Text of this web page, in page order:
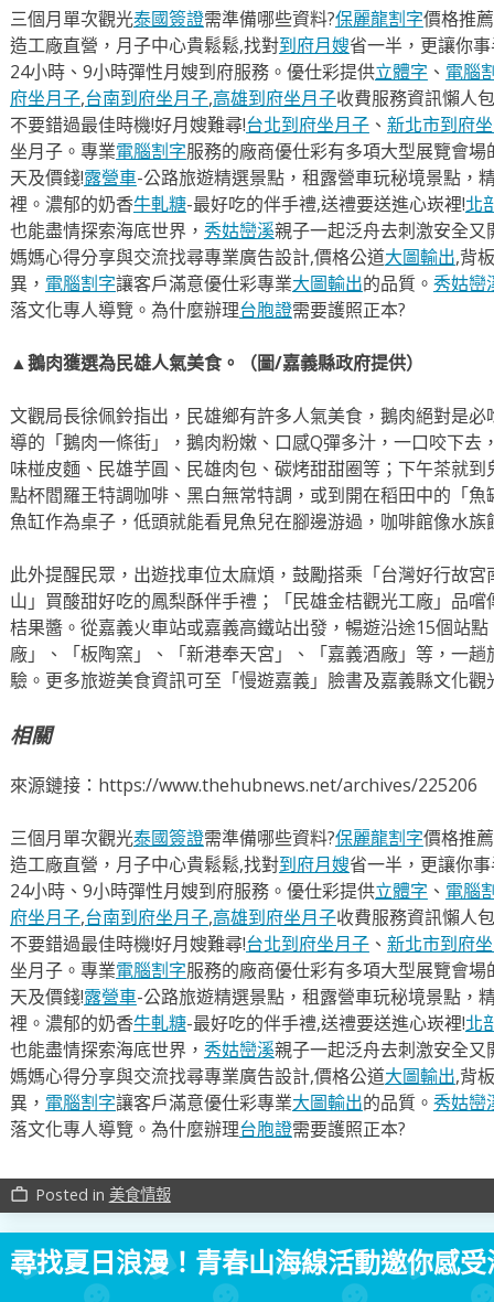
三個月單次觀光泰國簽證需準備哪些資料?保麗龍割字價格推
造工廠直營，月子中心貴鬆鬆,找對到府月嫂省一半，更讓你
24小時、9小時彈性月嫂到府服務。優仕彩提供立體字 、 電腦
府坐月子,台南到府坐月子,高雄到府坐月子收費服務資訊懶人
不要錯過最佳時機!好月嫂難尋!台北到府坐月子、 新北市到府
坐月子。專業電腦割字服務的廠商優仕彩有多項大型展覽會場
天及價錢!露營車-公路旅遊精選景點，租露營車玩秘境景點，
裡。濃郁的奶香牛軋糖-最好吃的伴手禮,送禮要送進心崁裡!北
也能盡情探索海底世界， 秀姑巒溪親子一起泛舟去​刺激安全
媽媽心得分享與交流找尋專業廣告設計,價格公道大圖輸出,背
異， 電腦割字讓客戶滿意優仕彩專業大圖輸出的品質。 秀姑巒
落文化專人導覽。為什麼辦理台胞證需要護照正本?
▲鵝肉獲選為民雄人氣美食。（圖/嘉義縣政府提供）
文觀局長徐佩鈴指出，民雄鄉有許多人氣美食，鵝肉絕對是
導的「鵝肉一條街」，鵝肉粉嫩、口感Q彈多汁，一口咬下去
味椪皮麵、民雄芋圓、民雄肉包、碳烤甜甜圈等；下午茶就
點杯閻羅王特調咖啡、黑白無常特調，或到開在稻田中的「
魚缸作為桌子，低頭就能看見魚兒在腳邊游過，咖啡館像水族
此外提醒民眾，出遊找車位太麻煩，鼓勵搭乘「台灣好行故
山」買酸甜好吃的鳳梨酥伴手禮；「民雄金桔觀光工廠」品
桔果醬。從嘉義火車站或嘉義高鐵站出發，暢遊沿途15個站
廠」、「板陶窯」、「新港奉天宮」、「嘉義酒廠」等，一
驗。更多旅遊美食資訊可至「慢遊嘉義」臉書及嘉義縣文化
相關
來源鏈接：https://www.thehubnews.net/archives/225206
三個月單次觀光泰國簽證需準備哪些資料?保麗龍割字價格推
造工廠直營，月子中心貴鬆鬆,找對到府月嫂省一半，更讓你
24小時、9小時彈性月嫂到府服務。優仕彩提供立體字 、 電腦
府坐月子,台南到府坐月子,高雄到府坐月子收費服務資訊懶人
不要錯過最佳時機!好月嫂難尋!台北到府坐月子、 新北市到府
坐月子。專業電腦割字服務的廠商優仕彩有多項大型展覽會場
天及價錢!露營車-公路旅遊精選景點，租露營車玩秘境景點，
裡。濃郁的奶香牛軋糖-最好吃的伴手禮,送禮要送進心崁裡!北
也能盡情探索海底世界， 秀姑巒溪親子一起泛舟去​刺激安全
媽媽心得分享與交流找尋專業廣告設計,價格公道大圖輸出,背
異， 電腦割字讓客戶滿意優仕彩專業大圖輸出的品質。 秀姑巒
落文化專人導覽。為什麼辦理台胞證需要護照正本?
work_outline Posted in 美食情報
尋找夏日浪漫！青春山海線活動邀你感